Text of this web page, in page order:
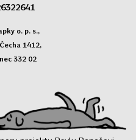
o. p. s.,
1412,
332 02